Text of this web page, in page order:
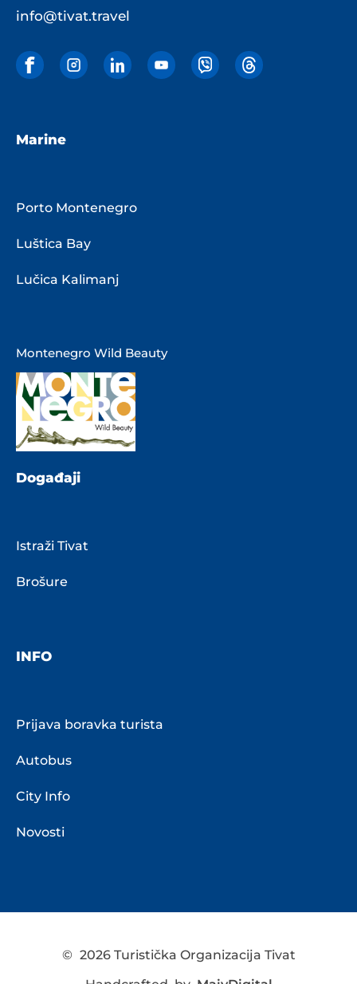
info@tivat.travel
Marine
Porto Montenegro
Luštica Bay
Lučica Kalimanj
Montenegro Wild Beauty
Događaji
Istraži Tivat
Brošure
INFO
Prijava boravka turista
Autobus
City Info
Novosti
© 2026 Turistička Organizacija Tivat